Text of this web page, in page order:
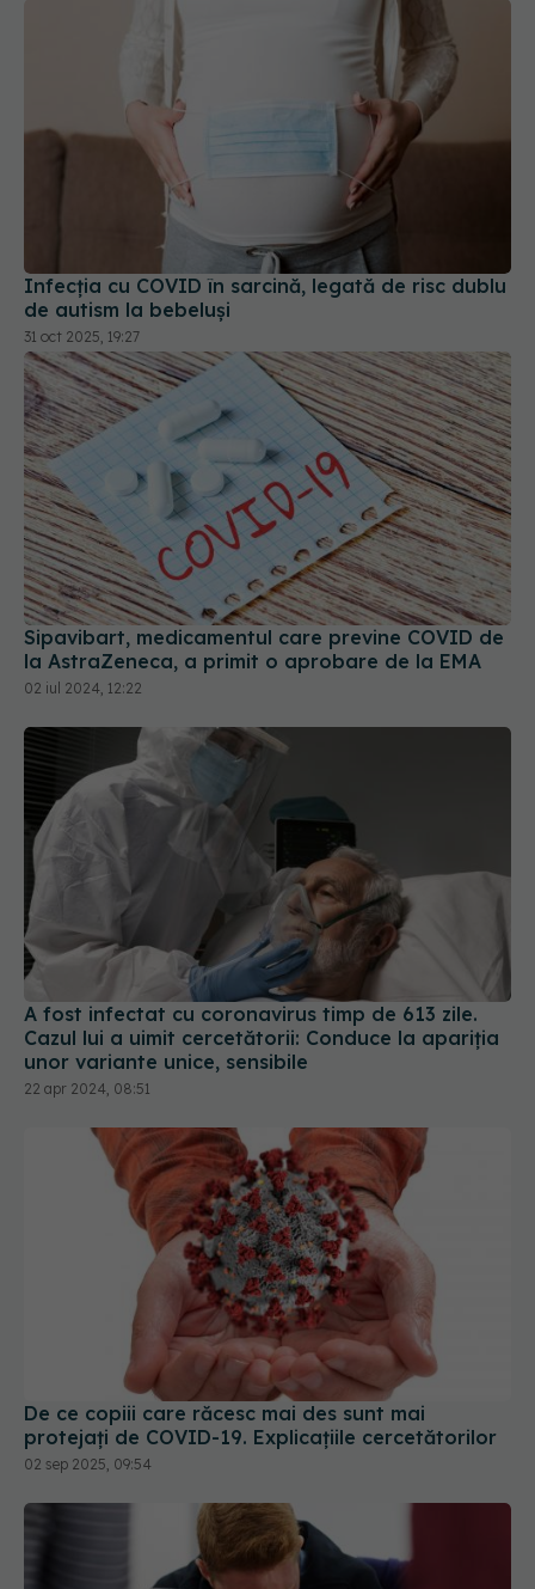
Infecția cu COVID în sarcină, legată de risc dublu
de autism la bebeluși
31 oct 2025, 19:27
Sipavibart, medicamentul care previne COVID de
la AstraZeneca, a primit o aprobare de la EMA
02 iul 2024, 12:22
A fost infectat cu coronavirus timp de 613 zile.
Cazul lui a uimit cercetătorii: Conduce la apariția
unor variante unice, sensibile
22 apr 2024, 08:51
De ce copiii care răcesc mai des sunt mai
protejați de COVID-19. Explicațiile cercetătorilor
02 sep 2025, 09:54